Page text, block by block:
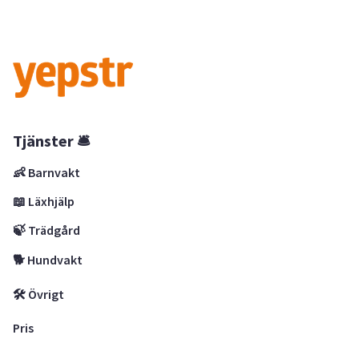
Tjänster 🛎
👶 Barnvakt
📖 Läxhjälp
🍃 Trädgård
🐕 Hundvakt
🛠 Övrigt
Pris